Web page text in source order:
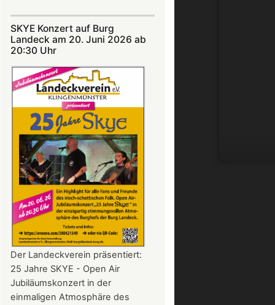
Theatersommer
Landeck
SKYE Konzert auf Burg
Landeck am 20. Juni 2026 ab
20:30 Uhr​​​​​​​​​​​​​​
Der Landeckverein präsentiert:
25 Jahre SKYE - Open Air
Jubiläumskonzert in der
einmaligen Atmosphäre des